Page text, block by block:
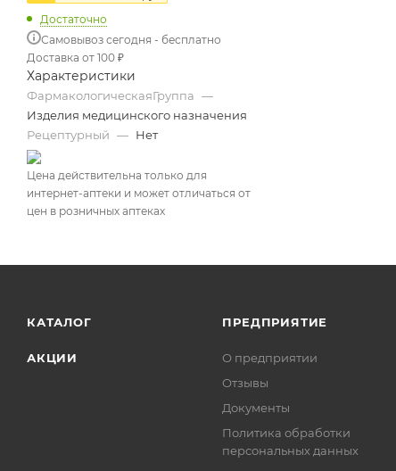
Достаточно
Самовывоз сегодня - бесплатно
Доставка от 100 ₽
Характеристики
ФармакологическаяГруппа —
Изделия медицинского назначения
Рецептурный — Нет
Цена действительна только для
интернет-аптеки и может отличаться от
цен в розничных аптеках
КАТАЛОГ
АКЦИИ
ПРЕДПРИЯТИЕ
О предприятии
Отзывы
Документы
Политика обработки
персональных данных